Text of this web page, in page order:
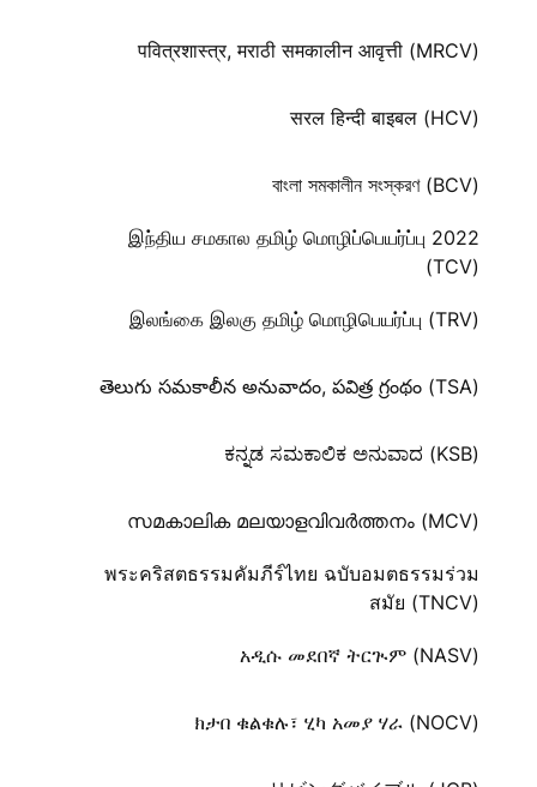
पवित्रशास्त्र, मराठी समकालीन आवृत्ती (MRCV)
सरल हिन्दी बाइबल (HCV)
বাংলা সমকালীন সংস্করণ (BCV)
இந்திய சமகால தமிழ் மொழிப்பெயர்ப்பு 2022
(TCV)
இலங்கை இலகு தமிழ் மொழிபெயர்ப்பு (TRV)
తెలుగు సమకాలీన అనువాదం, పవిత్ర గ్రంథం (TSA)
ಕನ್ನಡ ಸಮಕಾಲಿಕ ಅನುವಾದ (KSB)
സമകാലിക മലയാളവിവർത്തനം (MCV)
พระคริสตธรรมคัมภีร์ไทย ฉบับอมตธรรมร่วม
สมัย (TNCV)
አዲሱ መደበኛ ትርጒም (NASV)
ክታበ ቁልቁሉ፣ ሂካ አመያ ሃራ (NOCV)